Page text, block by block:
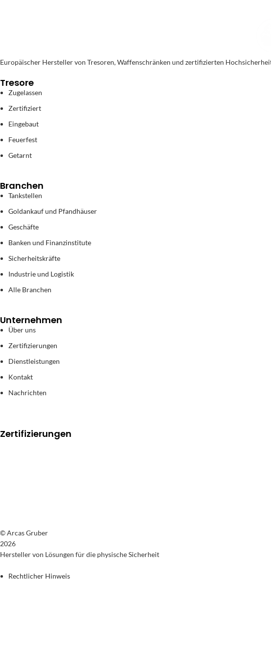
Europäischer Hersteller von Tresoren, Waffenschränken und zertifizierten
Tresore
Zugelassen
Zertifiziert
Eingebaut
Feuerfest
Getarnt
Branchen
Tankstellen
Goldankauf und Pfandhäuser
Geschäfte
Banken und Finanzinstitute
Sicherheitskräfte
Industrie und Logistik
Alle Branchen
Unternehmen
Über uns
Zertifizierungen
Dienstleistungen
Kontakt
Nachrichten
Zertifizierungen
© Arcas Gruber
2026
Hersteller von Lösungen für die physische Sicherheit
Rechtlicher Hinweis